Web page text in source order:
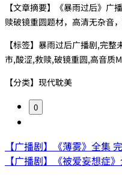
【文章摘要】《暴雨过后》广
赎破镜重圆题材，高清无杂音
【标签】暴雨过后广播剧,完
市,酸涩,救赎,破镜重圆,高音质
【分类】现代耽美
0
【广播剧】《薄雾》全集
【广播剧】《被爱妄想症